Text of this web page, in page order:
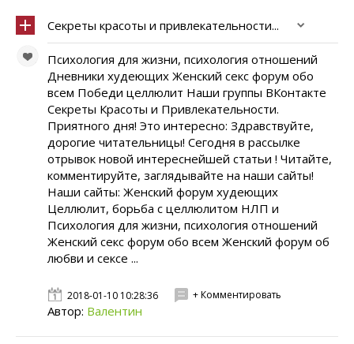
Секреты красоты и привлекательности...
Психология для жизни, психология отношений
Дневники худеющих Женский секс форум обо
всем Победи целлюлит Наши группы ВКонтакте
Секреты Красоты и Привлекательности.
Приятного дня! Это интересно: Здравствуйте,
дорогие читательницы! Сегодня в рассылке
отрывок новой интереснейшей статьи ! Читайте,
комментируйте, заглядывайте на наши сайты!
Наши сайты: Женский форум худеющих
Целлюлит, борьба с целлюлитом НЛП и
Психология для жизни, психология отношений
Женский секс форум обо всем Женский форум об
любви и сексе ...
2018-01-10 10:28:36 + Комментировать
Автор: Валентин